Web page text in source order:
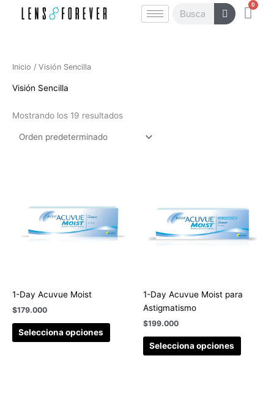
Buscar 0
Inicio / Visión Sencilla
Visión Sencilla
Mostrando los 19 resultados
1-Day Acuvue Moist
$179.000
Selecciona opciones
1-Day Acuvue Moist para
Astigmatismo
$199.000
Selecciona opciones